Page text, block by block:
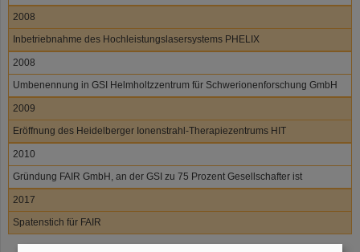
2008
Inbetriebnahme des Hochleistungslasersystems PHELIX
2008
Umbenennung in GSI Helmholtzzentrum für Schwerionenforschung GmbH
2009
Eröffnung des Heidelberger Ionenstrahl-Therapiezentrums HIT
2010
Gründung FAIR GmbH, an der GSI zu 75 Prozent Gesellschafter ist
2017
Spatenstich für FAIR